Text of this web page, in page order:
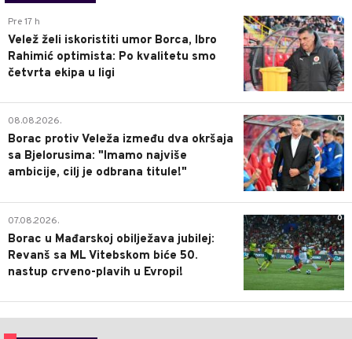
0
Pre 17 h
Velež želi iskoristiti umor Borca, Ibro
Rahimić optimista: Po kvalitetu smo
četvrta ekipa u ligi
0
08.08.2026.
Borac protiv Veleža između dva okršaja
sa Bjelorusima: "Imamo najviše
ambicije, cilj je odbrana titule!"
0
07.08.2026.
Borac u Mađarskoj obilježava jubilej:
Revanš sa ML Vitebskom biće 50.
nastup crveno-plavih u Evropi!